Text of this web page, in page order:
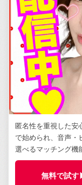
匿名性を重視した安
で始められ、音声・
選べるマッチング機
判。
無料で試